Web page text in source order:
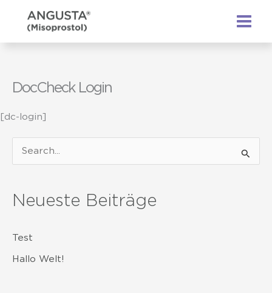
springen
DocCheck Login
[dc-login]
u
n
n
Neueste Beiträge
Test
Hallo Welt!